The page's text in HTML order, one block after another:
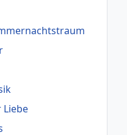
Liebe